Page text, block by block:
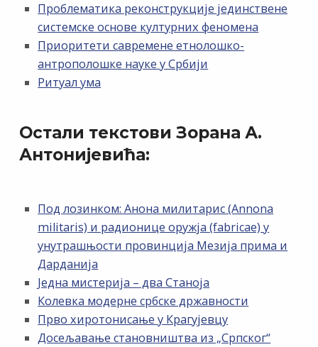
Проблематика реконструкције јединствене
системске основе културних феномена
Приоритети савремене етнолошко-
антрополошке науке у Србији
Ритуал ума
Остали текстови Зорана А.
Антонијевића:
Под лозинком: Анона милитарис (Annona
militaris) и радионице оружја (fabricae) у
унутрашњости провинција Мезија прима и
Дарданија
Једна мистерија – два Станоја
Колевка модерне србске државности
Прво хиротонисање у Крагујевцу
Досељавање становништва из „Српског“